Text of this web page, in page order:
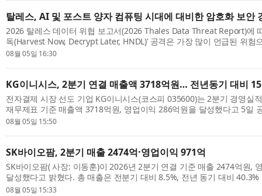
탈레스, AI 및 포스트 양자 컴퓨팅 시대에 대비한 암호화 보안
2026 탈레스 데이터 위협 보고서(2026 Thales Data Threat Report)에
독(Harvest Now, Decrypt Later, HNDL)’ 공격은 가장 많이 언급된 위험
업의 59%가 양자 시대에 대비해 양자 내성 암호(PQC) 알고리즘의 프로
08월 05일 16:30
KG이니시스, 2분기 연결 매출액 3718억원… 전년동기 대비
전자결제 시장 선도 기업 KG이니시스(코스피 035600)는 2분기 경영실
재무제표 기준 매출액 3718억원, 영업이익 286억원을 달성했다고 5일
전년동기대비 매출액은 15.0%, 영업이익은 15.1% 증가한 기록이다. 별
08월 05일 15:50
SK바이오팜, 2분기 매출 2474억·영업이익 971억
SK바이오팜( 사장: 이동훈)이 2026년 2분기 연결 기준 매출 2474억원,
달성했다고 밝혔다. 총 매출은 전분기 대비 8.5%, 전년 동기 대비
익은 전분기 대비 8.1%, 전년 동기 대비 56.9% 성장해 일회성 용역수익
08월 05일 15:33